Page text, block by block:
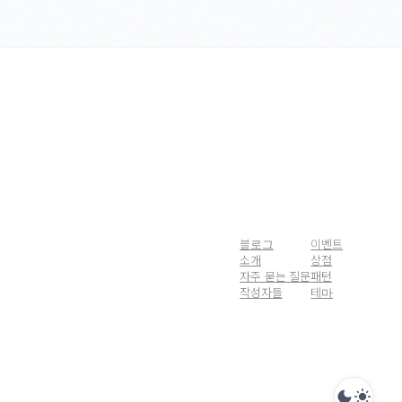
블로그
소개
자주 묻는 질문
작성자들
이벤트
상점
패턴
테마
dark_modelight_mode